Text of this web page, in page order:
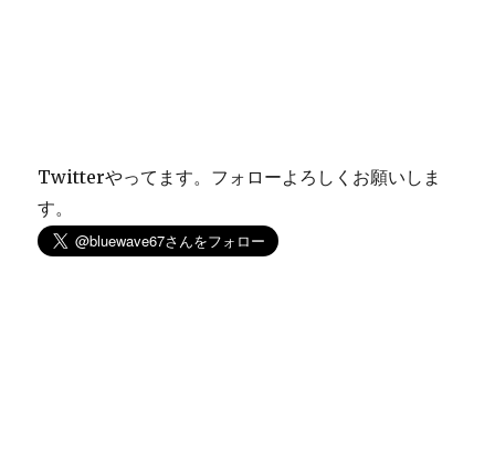
Twitterやってます。フォローよろしくお願いしま
す。